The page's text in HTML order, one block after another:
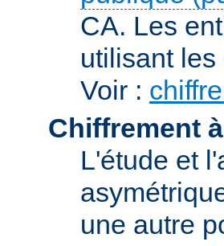
CA. Les
utilisant
Voir :
Chiffrement
L'étude et
une autre